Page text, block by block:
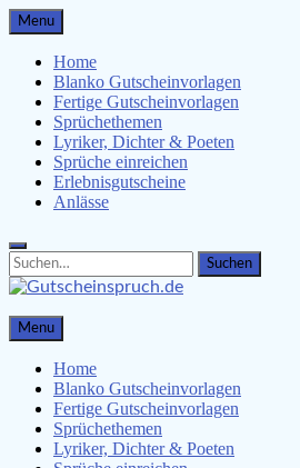
Skip
to
content
Menu
Home
Blanko Gutscheinvorlagen
Fertige Gutscheinvorlagen
Sprüchethemen
Lyriker, Dichter & Poeten
Sprüche einreichen
Erlebnisgutscheine
Anlässe
Search
for:
Search
Gutscheinspruch.de
Gutscheinsprüche &
Menu
Home
Blanko Gutscheinvorlagen
Fertige Gutscheinvorlagen
Sprüchethemen
Lyriker, Dichter & Poeten